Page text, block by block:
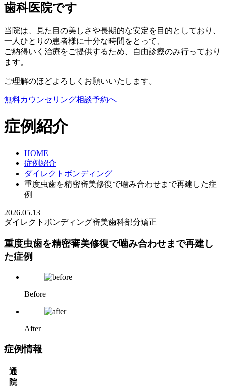
歯科医院です
当院は、見た目の美しさや長期的な安定を目的としており、
一人ひとりの患者様に十分な時間をとって、
ご納得いく治療をご提供するため、自由診療のみ行っており
ます。
ご理解のほどよろしくお願いいたします。
無料カウンセリング相談予約へ
症例紹介
HOME
症例紹介
ダイレクトボンディング
重度虫歯を精密審美修復で噛み合わせまで再建した症
例
2026.05.13
ダイレクトボンディング審美歯科部分矯正
重度虫歯を精密審美修復で噛み合わせまで再建し
た症例
Before
After
症例情報
通
院